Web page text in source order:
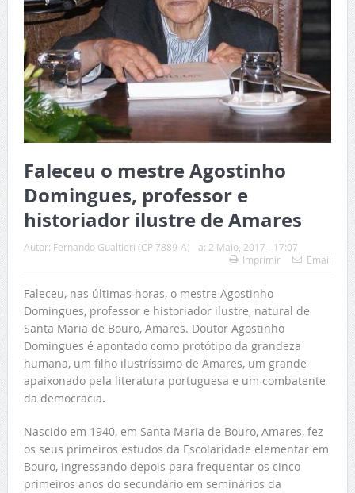
Faleceu o mestre Agostinho
Domingues, professor e
historiador ilustre de Amares
Autor: Fernando Gualtieri (CP 7889-A) a: 2 Maio, 2017 - 17:07
Imprimir
Email
Faleceu, nas últimas horas, o mestre Agostinho
Domingues, professor e historiador ilustre, natural de
Santa Maria de Bouro, Amares. Doutor Agostinho
Domingues é apontado como protótipo da grandeza
humana, um filho ilustríssimo de Amares, um grande
apaixonado pela literatura portuguesa e um combatente
da democracia.
Nascido em 1940, em Santa Maria de Bouro, Amares, fez
os seus primeiros estudos da Escolaridade elementar em
Bouro, ingressando depois para frequentar os cinco
primeiros anos do secundário em seminários da